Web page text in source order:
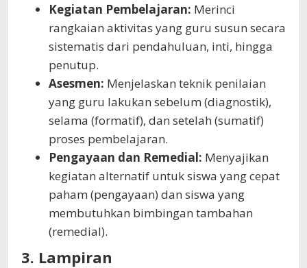
Kegiatan Pembelajaran: Merinci
rangkaian aktivitas yang guru susun secara
sistematis dari pendahuluan, inti, hingga
penutup.
Asesmen: Menjelaskan teknik penilaian
yang guru lakukan sebelum (diagnostik),
selama (formatif), dan setelah (sumatif)
proses pembelajaran.
Pengayaan dan Remedial: Menyajikan
kegiatan alternatif untuk siswa yang cepat
paham (pengayaan) dan siswa yang
membutuhkan bimbingan tambahan
(remedial).
3. Lampiran